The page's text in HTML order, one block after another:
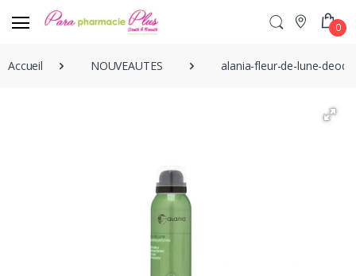
0
Accueil NOUVEAUTES alania-fleur-de-lune-